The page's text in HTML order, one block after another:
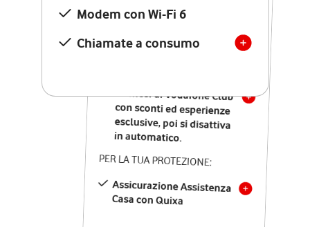
Modem con Wi-Fi 6
Chiamate a consumo
Chiamate illimitate verso
numeri fissi e mobili
nazionali
12 mesi di Vodafone Club
con sconti ed esperienze
esclusive, poi si disattiva
in automatico.
PER LA TUA PROTEZIONE:
Assicurazione Assistenza
Casa con Quixa